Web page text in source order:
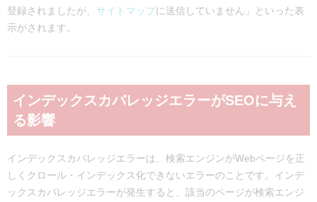
登録されましたが、 サイトマップに送信していません」といった表
示がされます。
インデックスカバレッジエラーがSEOに与え
る影響
インデックスカバレッジエラーは、検索エンジンがWebページを正
しくクロール・インデックス化できないエラーのことです。インデ
ックスカバレッジエラーが発生すると、該当のページが検索エンジ